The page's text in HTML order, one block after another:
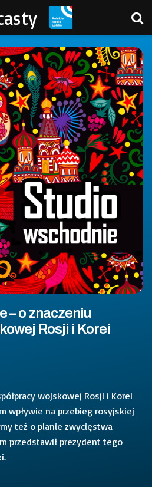
– o znaczeniu
Rosji i Korei
wojskowej Rosji i Korei
wpływie na przebieg rosyjskiej
też o planie zwycięstwa
przedstawił prezydent tego